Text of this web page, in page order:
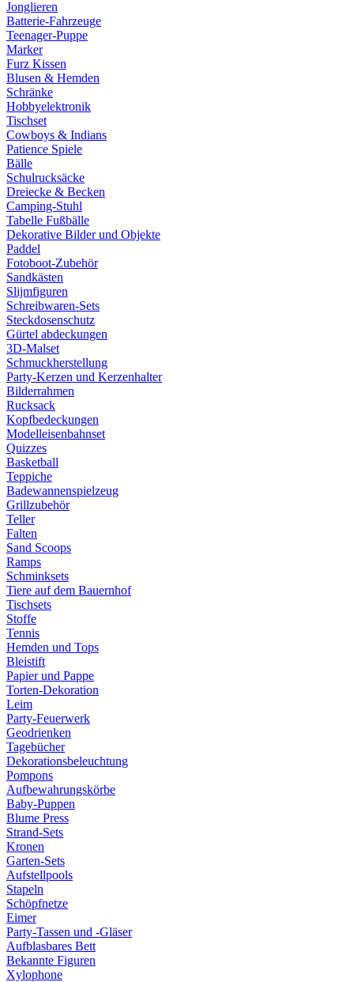
Jonglieren
Batterie-Fahrzeuge
Teenager-Puppe
Marker
Furz Kissen
Blusen & Hemden
Schränke
Hobbyelektronik
Tischset
Cowboys & Indians
Patience Spiele
Bälle
Schulrucksäcke
Dreiecke & Becken
Camping-Stuhl
Tabelle Fußbälle
Dekorative Bilder und Objekte
Paddel
Fotoboot-Zubehör
Sandkästen
Slijmfiguren
Schreibwaren-Sets
Steckdosenschutz
Gürtel abdeckungen
3D-Malset
Schmuckherstellung
Party-Kerzen und Kerzenhalter
Bilderrahmen
Rucksack
Kopfbedeckungen
Modelleisenbahnset
Quizzes
Basketball
Teppiche
Badewannenspielzeug
Grillzubehör
Teller
Falten
Sand Scoops
Ramps
Schminksets
Tiere auf dem Bauernhof
Tischsets
Stoffe
Tennis
Hemden und Tops
Bleistift
Papier und Pappe
Torten-Dekoration
Leim
Party-Feuerwerk
Geodrienken
Tagebücher
Dekorationsbeleuchtung
Pompons
Aufbewahrungskörbe
Baby-Puppen
Blume Press
Strand-Sets
Kronen
Garten-Sets
Aufstellpools
Stapeln
Schöpfnetze
Eimer
Party-Tassen und -Gläser
Aufblasbares Bett
Bekannte Figuren
Xylophone